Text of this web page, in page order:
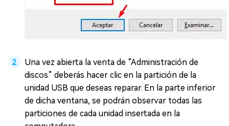
Una vez abierta la venta de “Administración de
discos” deberás hacer clic en la partición de la
unidad USB que deseas reparar. En la parte inferior
de dicha ventana, se podrán observar todas las
particiones de cada unidad insertada en la